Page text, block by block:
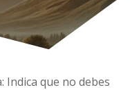
Indica que no debes